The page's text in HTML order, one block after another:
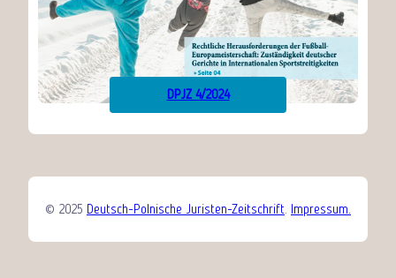
DPJZ 4/2024
© 2025 Deutsch-Polnische Juristen-Zeitschrift. Impressum.